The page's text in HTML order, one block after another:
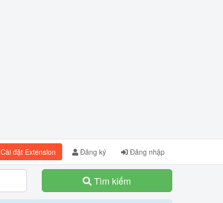
đặt Extension Đăng ký Đăng nhập
Tìm kiếm